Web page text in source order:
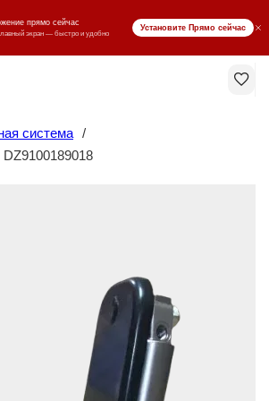
₸ KZT
система /
DZ9100189018